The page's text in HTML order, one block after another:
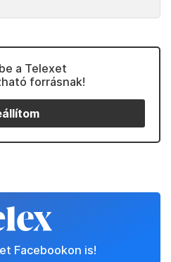
a Telexet
forrásnak!
Facebookon is!